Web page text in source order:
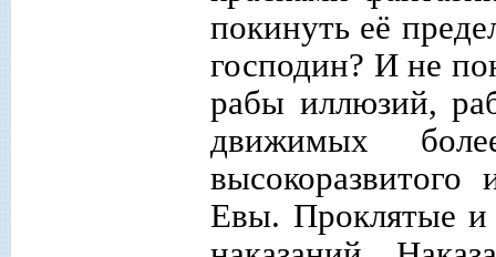
покинуть её
господин? И не
рабы иллюзий,
движимых
Евы. Проклятые и